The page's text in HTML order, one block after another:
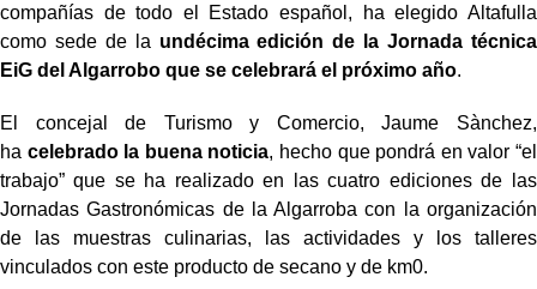
compañías de todo el Estado español, ha elegido Altafulla
como sede de la undécima edición de la Jornada técnica
EiG del Algarrobo que se celebrará el próximo año.
El concejal de Turismo y Comercio, Jaume Sànchez,
ha celebrado la buena noticia, hecho que pondrá en valor “el
trabajo” que se ha realizado en las cuatro ediciones de las
Jornadas Gastronómicas de la Algarroba con la organización
de las muestras culinarias, las actividades y los talleres
vinculados con este producto de secano y de km0.